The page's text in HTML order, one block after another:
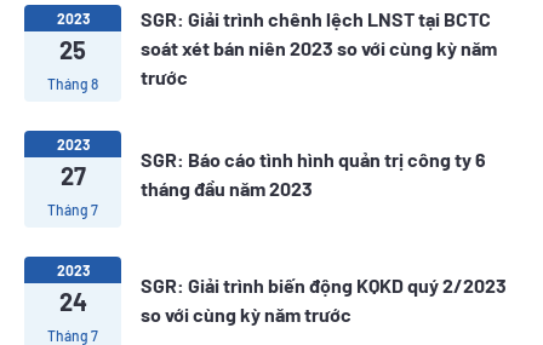
2023
25
Tháng 8
SGR: Giải trình chênh lệch LNST tại BCTC
soát xét bán niên 2023 so với cùng kỳ năm
trước
2023
27
Tháng 7
SGR: Báo cáo tình hình quản trị công ty 6
tháng đầu năm 2023
2023
24
Tháng 7
SGR: Giải trình biến động KQKD quý 2/2023
so với cùng kỳ năm trước